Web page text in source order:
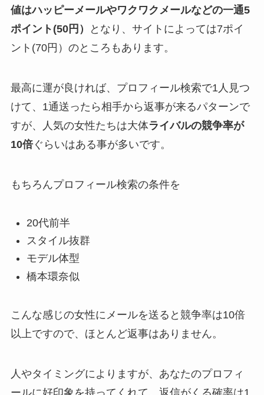
値はハッピーメールやワクワクメールなどの一通5
ポイント(50円）
となり、サイトによっては7ポイ
ント(70円）のところもあります。
最高に運が良ければ、プロフィール検索で1人見つ
けて、1通送ったら相手から返事が来るパターンで
すが、人気の女性たちは大体ライバルの競争率が
10倍ぐらいはある事が多いです。
もちろんプロフィール検索の条件を
20代前半
スタイル抜群
モデル体型
橋本環奈似
こんな感じの女性にメールを送ると競争率は10倍
以上ですので、ほとんど返事はありません。
人やタイミングによりますが、あなたのプロフィ
ールに好印象を持ってくれて、返信がくる確率は1